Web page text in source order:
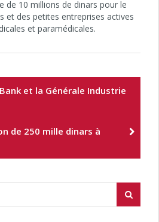
de 10 millions de dinars pour le
et des petites entreprises actives
et paramédicales.
et la Générale Industrie
de 250 mille dinars à